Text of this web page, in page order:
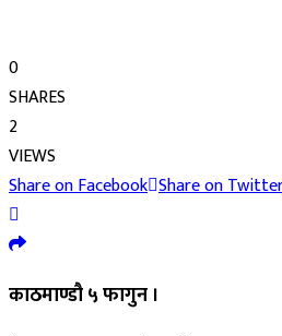
0
SHARES
2
VIEWS
Share on Facebook Share on
काठमाण्डौ ५ फागुन ।